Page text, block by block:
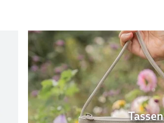
Tassen